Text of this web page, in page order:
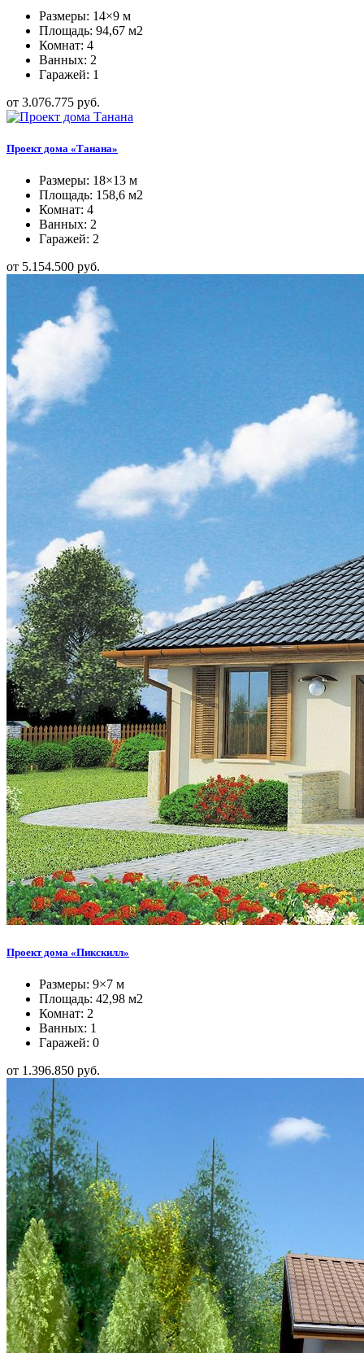
Размеры: 14×9 м
Площадь: 94,67 м2
Комнат: 4
Ванных: 2
Гаражей: 1
от 3.076.775 руб.
Проект дома «Танана»
Размеры: 18×13 м
Площадь: 158,6 м2
Комнат: 4
Ванных: 2
Гаражей: 2
от 5.154.500 руб.
Проект дома «Пикскилл»
Размеры: 9×7 м
Площадь: 42,98 м2
Комнат: 2
Ванных: 1
Гаражей: 0
от 1.396.850 руб.